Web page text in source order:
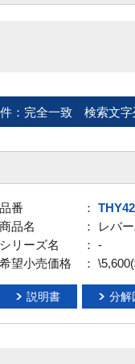
：完全一致 検索文
品番 ：
商品名
： レバ
シリーズ名
： -
希望小売価格
：
説明書 分解